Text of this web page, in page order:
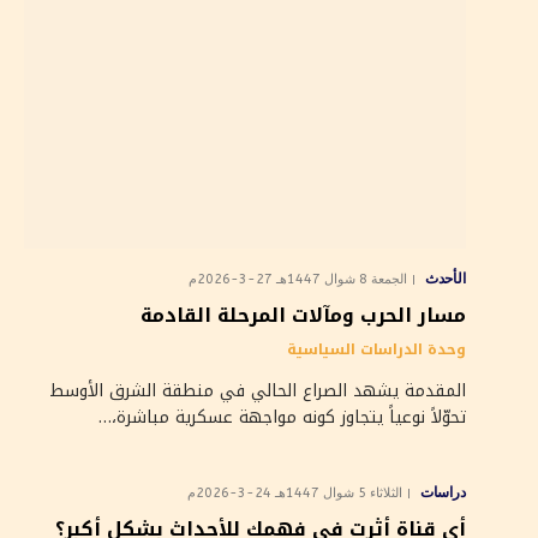
الأحدث الجمعة 8 شوال 1447هـ 27-3-2026م
مسار الحرب ومآلات المرحلة القادمة
وحدة الدراسات السياسية
المقدمة يشهد الصراع الحالي في منطقة الشرق الأوسط
تحوّلاً نوعياً يتجاوز كونه مواجهة عسكرية مباشرة،…
دراسات الثلاثاء 5 شوال 1447هـ 24-3-2026م
أي قناة أثرت في فهمك للأحداث بشكل أكبر؟